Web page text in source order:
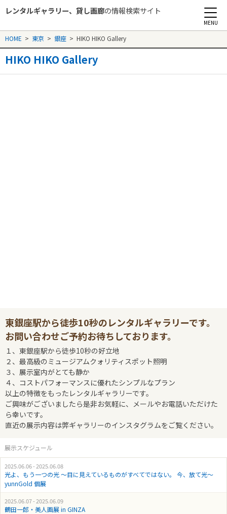
レンタルギャラリー、貸し画廊の情報検索サイト
Rental Gallery jp
HOME > 東京 > 銀座 > HIKO HIKO Gallery
HIKO HIKO Gallery
東銀座駅から徒歩10秒のレンタルギャラリーです。
お問い合わせご予約お待ちしております。
１、東銀座駅から徒歩10秒の好立地
２、最高級のミュージアムクォリティスポット照明
３、展示室内がとても静か
４、コストパフォーマンスに優れたシンプルなプラン
以上の特徴をもったレンタルギャラリーです。
ご興味がございましたら是非お気軽に、メールやお電話いただけた
ら幸いです。
直近の展示内容は弊ギャラリーのインスタグラムをご覧ください。
展示スケジュール
2025.06.06 - 2025.06.08
光よ、もう一つの光 〜目に見えているものがすべてではない。 今、放て光〜
yunnGold 個展
2025.06.07 - 2025.06.09
鶴田一郎・美人画展 in GINZA